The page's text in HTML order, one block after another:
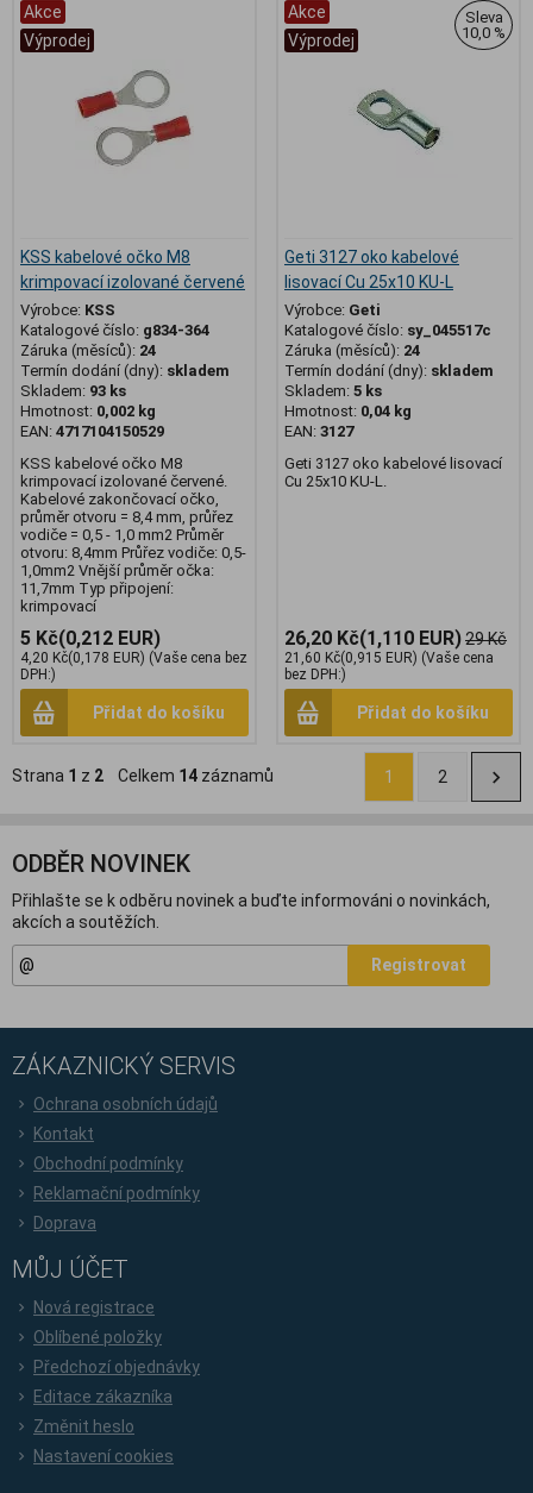
Akce
Výprodej
KSS kabelové očko M8
krimpovací izolované červené
Výrobce: KSS
Katalogové číslo: g834-364
Záruka (měsíců): 24
Termín dodání (dny): skladem
Skladem: 93 ks
Hmotnost: 0,002 kg
EAN: 4717104150529
KSS kabelové očko M8
krimpovací izolované červené.
Kabelové zakončovací očko,
průměr otvoru = 8,4 mm, průřez
vodiče = 0,5 - 1,0 mm2 Průměr
otvoru: 8,4mm Průřez vodiče: 0,5-
1,0mm2 Vnější průměr očka:
11,7mm Typ připojení:
krimpovací
5 Kč(0,212 EUR)
4,20 Kč(0,178 EUR) (Vaše cena bez
DPH:)
Přidat do košíku
Akce
Výprodej
Sleva
10,0 %
Geti 3127 oko kabelové
lisovací Cu 25x10 KU-L
Výrobce: Geti
Katalogové číslo: sy_045517c
Záruka (měsíců): 24
Termín dodání (dny): skladem
Skladem: 5 ks
Hmotnost: 0,04 kg
EAN: 3127
Geti 3127 oko kabelové lisovací
Cu 25x10 KU-L.
26,20 Kč(1,110 EUR)29 Kč
21,60 Kč(0,915 EUR) (Vaše cena
bez DPH:)
Přidat do košíku
Strana 1 z 2 Celkem 14 záznamů 1 2
ODBĚR NOVINEK
Přihlašte se k odběru novinek a buďte informováni o novinkách,
akcích a soutěžích.
Registrovat
ZÁKAZNICKÝ SERVIS
Ochrana osobních údajů
Kontakt
Obchodní podmínky
Reklamační podmínky
Doprava
MŮJ ÚČET
Nová registrace
Oblíbené položky
Předchozí objednávky
Editace zákazníka
Změnit heslo
Nastavení cookies